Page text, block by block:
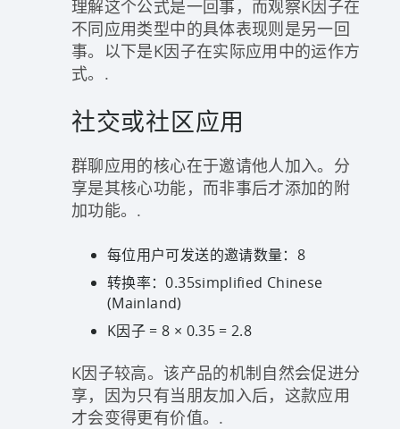
理解这个公式是一回事，而观察K因子在
不同应用类型中的具体表现则是另一回
事。以下是K因子在实际应用中的运作方
式。.
社交或社区应用
群聊应用的核心在于邀请他人加入。分
享是其核心功能，而非事后才添加的附
加功能。.
每位用户可发送的邀请数量：8
转换率：0.35simplified Chinese
(Mainland)
K因子 = 8 × 0.35 = 2.8
K因子较高。该产品的机制自然会促进分
享，因为只有当朋友加入后，这款应用
才会变得更有价值。.